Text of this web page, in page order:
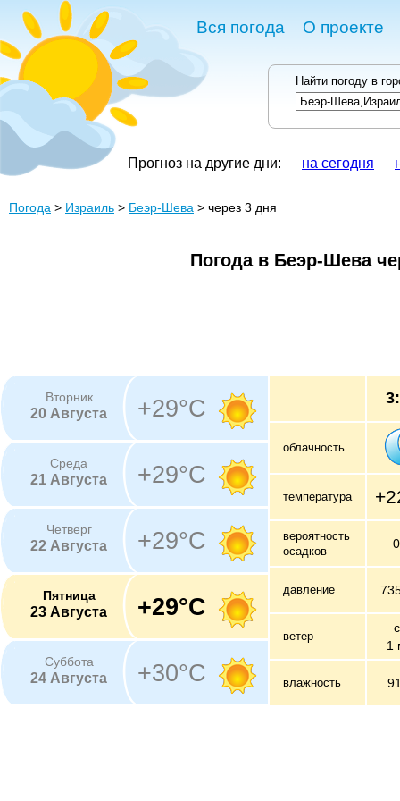
Вся погода О проекте
Найти погоду в
Прогноз на другие дни: на сегодня
Погода > Израиль > Беэр-Шева > через 3 дня
Погода в Беэр-Шева
Вторник
20 Августа +29°C
Среда
21 Августа +29°C
Четверг
22 Августа +29°C
Пятница
23 Августа +29°C
Суббота
24 Августа +30°C
облачность
температура
вероятность
осадков
давление
ветер
1
влажность